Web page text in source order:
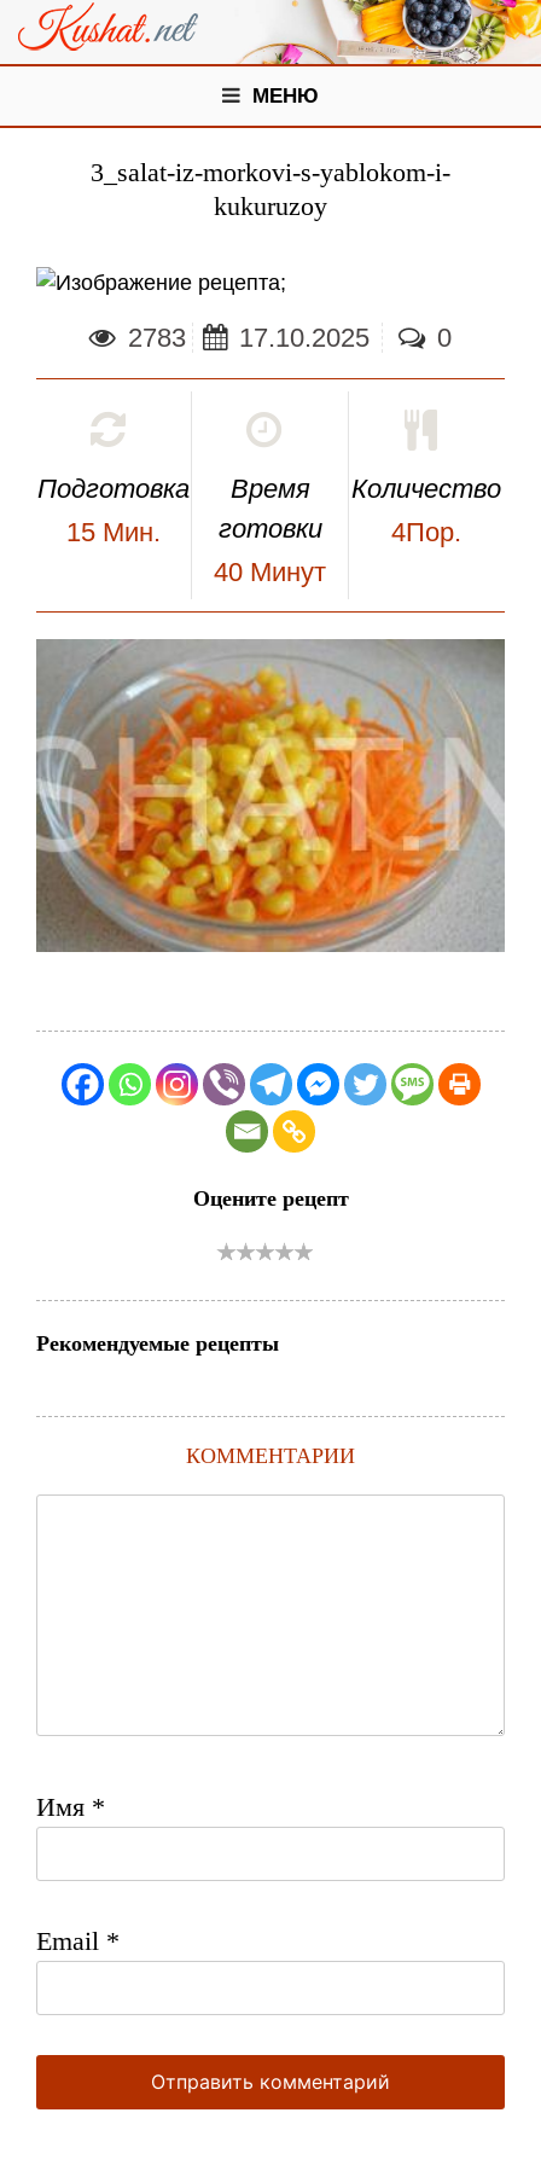
МЕНЮ
3_salat-iz-morkovi-s-yablokom-i-
kukuruzoy
;
2783 17.10.2025 0
Подготовка
15 Мин.
Время
готовки
40 Минут
Количество
4Пор.
Оцените рецепт
Рекомендуемые рецепты
КОММЕНТАРИИ
Имя *
Email *